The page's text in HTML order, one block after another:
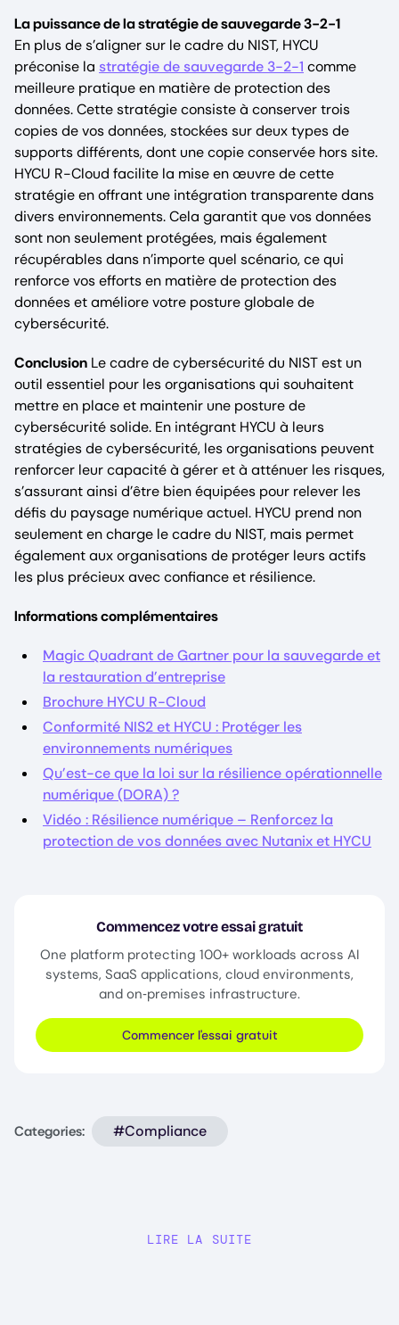
La puissance de la stratégie de sauvegarde 3-2-1
En plus de s’aligner sur le cadre du NIST, HYCU
préconise la stratégie de sauvegarde 3-2-1 comme
meilleure pratique en matière de protection des
données. Cette stratégie consiste à conserver trois
copies de vos données, stockées sur deux types de
supports différents, dont une copie conservée hors site.
HYCU R-Cloud facilite la mise en œuvre de cette
stratégie en offrant une intégration transparente dans
divers environnements. Cela garantit que vos données
sont non seulement protégées, mais également
récupérables dans n’importe quel scénario, ce qui
renforce vos efforts en matière de protection des
données et améliore votre posture globale de
cybersécurité.
Conclusion Le cadre de cybersécurité du NIST est un
outil essentiel pour les organisations qui souhaitent
mettre en place et maintenir une posture de
cybersécurité solide. En intégrant HYCU à leurs
stratégies de cybersécurité, les organisations peuvent
renforcer leur capacité à gérer et à atténuer les risques,
s’assurant ainsi d’être bien équipées pour relever les
défis du paysage numérique actuel. HYCU prend non
seulement en charge le cadre du NIST, mais permet
également aux organisations de protéger leurs actifs
les plus précieux avec confiance et résilience.
Informations complémentaires
Magic Quadrant de Gartner pour la sauvegarde et
la restauration d’entreprise
Brochure HYCU R-Cloud
Conformité NIS2 et HYCU : Protéger les
environnements numériques
Qu’est-ce que la loi sur la résilience opérationnelle
numérique (DORA) ?
Vidéo : Résilience numérique – Renforcez la
protection de vos données avec Nutanix et HYCU
Commencez votre essai gratuit
One platform protecting 100+ workloads across AI
systems, SaaS applications, cloud environments,
and on‑premises infrastructure.
Commencer l'essai gratuit
Categories: #Compliance
LIRE LA SUITE